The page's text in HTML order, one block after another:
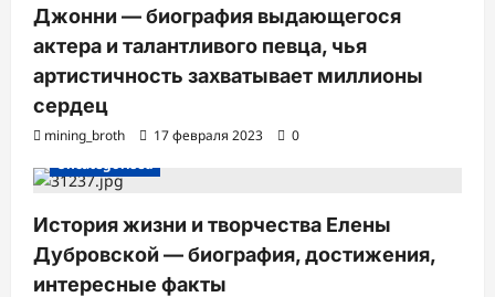
Джонни — биография выдающегося
актера и талантливого певца, чья
артистичность захватывает миллионы
сердец
mining_broth 17 февраля 2023
0
Uncategorised
История жизни и творчества Елены
Дубровской — биография, достижения,
интересные факты